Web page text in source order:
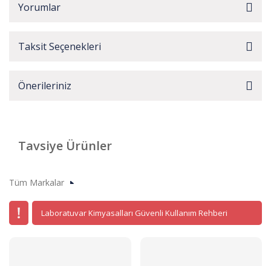
Yorumlar
Taksit Seçenekleri
Önerileriniz
Tavsiye Ürünler
Tüm Markalar
Laboratuvar Kimyasalları Güvenli Kullanım Rehberi